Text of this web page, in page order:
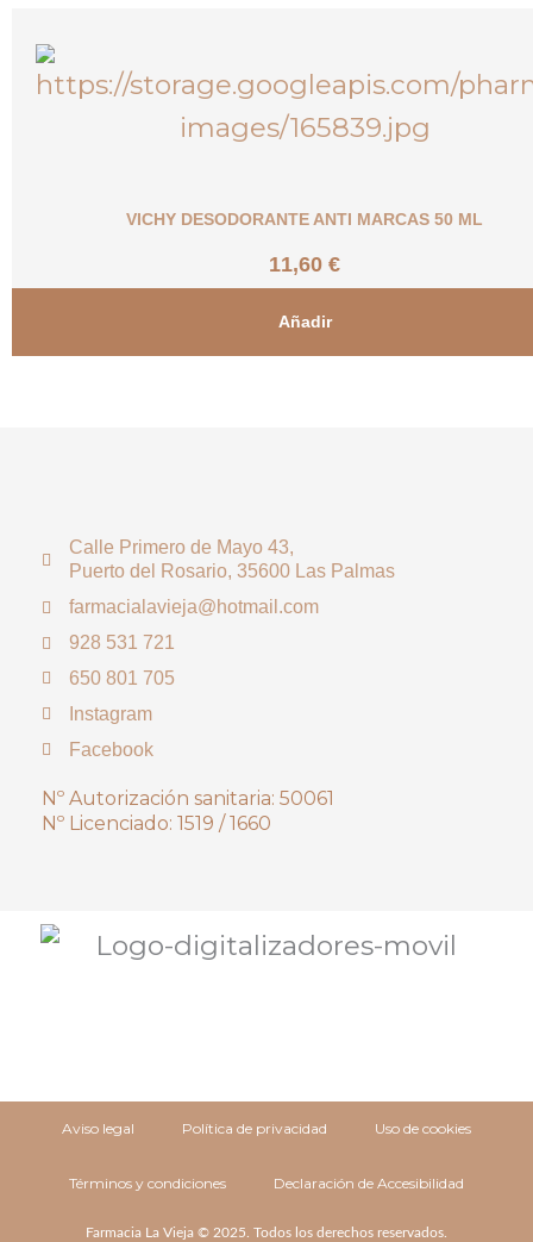
VICHY DESODORANTE ANTI MARCAS 50 ML
11,60 €
Añadir
Calle Primero de Mayo 43,
Puerto del Rosario, 35600 Las Palmas
farmacialavieja@hotmail.com
928 531 721
650 801 705
Instagram
Facebook
Nº Autorización sanitaria: 50061
Nº Licenciado: 1519 / 1660
Aviso legal Política de privacidad Uso de cookies
Términos y condiciones Declaración de Accesibilidad
Farmacia La Vieja © 2025. Todos los derechos reservados.